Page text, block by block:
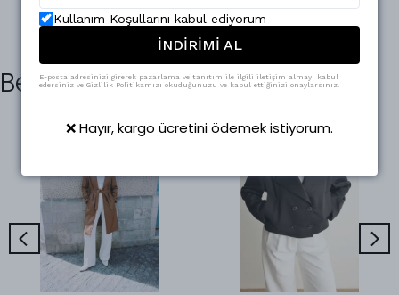
Benzer Ürünler
Kullanım Koşullarını kabul ediyorum
İNDİRİMİ AL
E-posta adresinizi girerek pazarlama ve tanıtım ile ilgili iletişim almayı kabul
edersiniz ve Gizlilik Politikamızı okuduğunuzu ve kabul ettiğinizi onaylarsınız.
❌ Hayır, kargo ücretini ödemek istiyorum.